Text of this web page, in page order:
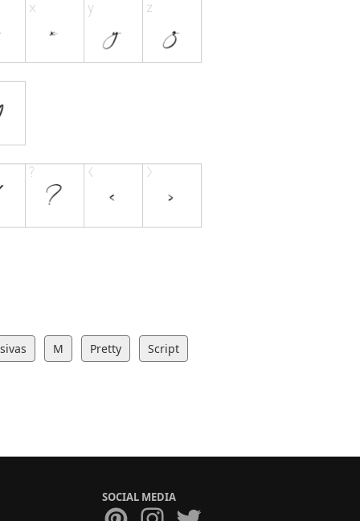
M Pretty Script
SOCIAL MEDIA